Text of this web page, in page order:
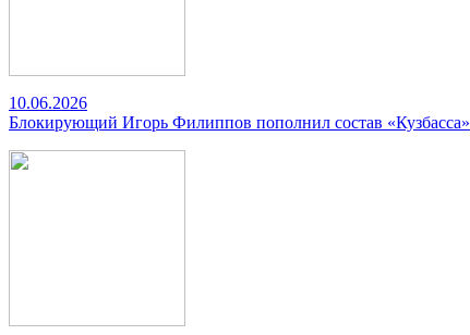
10.06.2026
Блокирующий Игорь Филиппов пополнил состав «Кузбасса»